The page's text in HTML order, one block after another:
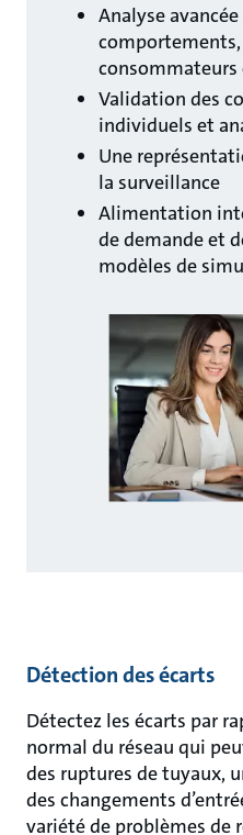
Analyse
comportements,
consommateurs
Validation des
individuels et
Une
la surveillance
Alimentation
de demande et
modèles de
Détection des écarts
Détectez les écarts par
normal du réseau qui
des ruptures de tuyaux,
des changements
variété de problèmes de